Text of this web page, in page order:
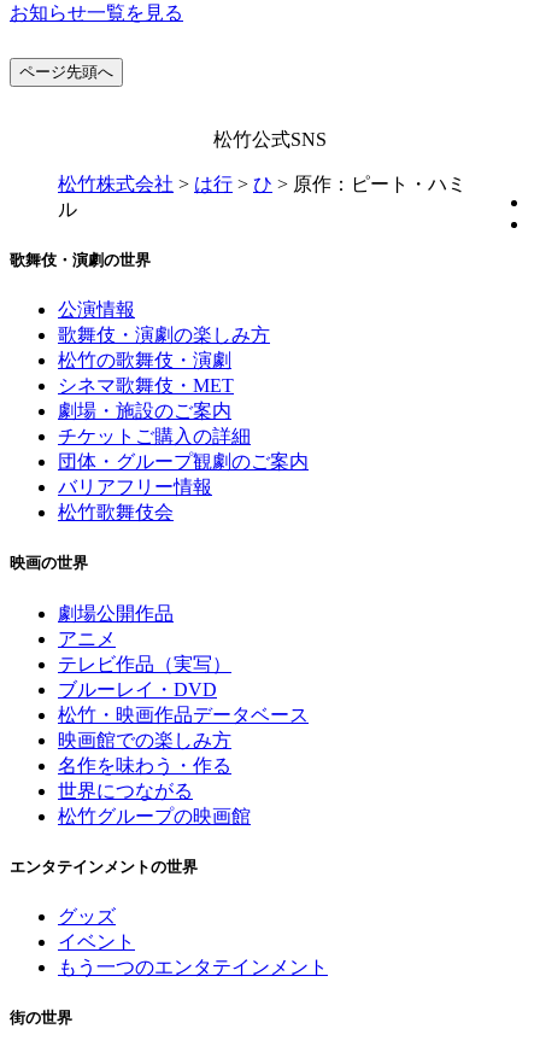
お知らせ一覧を見る
ページ先頭へ
松竹公式SNS
松竹株式会社 > は行 > ひ > 原作：ピート・ハミ
ル
歌舞伎・演劇の世界
公演情報
歌舞伎・演劇の楽しみ方
松竹の歌舞伎・演劇
シネマ歌舞伎・MET
劇場・施設のご案内
チケットご購入の詳細
団体・グループ観劇のご案内
バリアフリー情報
松竹歌舞伎会
映画の世界
劇場公開作品
アニメ
テレビ作品（実写）
ブルーレイ・DVD
松竹・映画作品データベース
映画館での楽しみ方
名作を味わう・作る
世界につながる
松竹グループの映画館
エンタテインメントの世界
グッズ
イベント
もう一つのエンタテインメント
街の世界